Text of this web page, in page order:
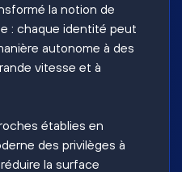
la notion de
: chaque identité peut
autonome à des
vitesse et à
établies en
des privilèges à
la surface